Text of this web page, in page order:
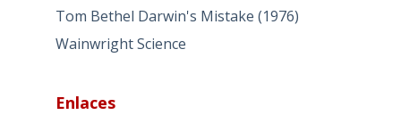
Tom Bethel Darwin's Mistake (1976)
Wainwright Science
Enlaces